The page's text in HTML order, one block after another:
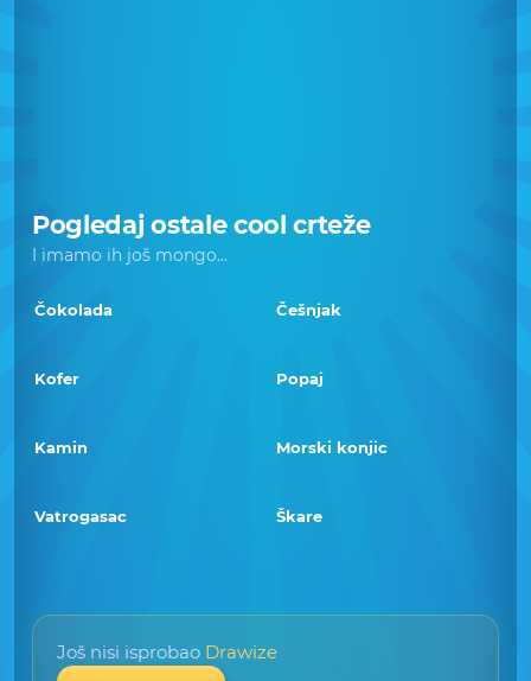
Pogledaj ostale cool crteže
I imamo ih još mongo...
Čokolada Češnjak
Kofer Popaj
Kamin Morski konjic
Vatrogasac Škare
Još nisi isprobao Drawize